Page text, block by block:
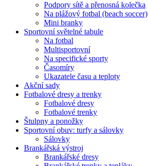
Podpory sítě a přenosná kolečka
Na plážový fotbal (beach soccer)
Mini branky
Sportovní světelné tabule
Na fotbal
Multisportovní
Na specifické sporty
Časomíry
Ukazatele času a teploty
Akční sady
Fotbalové dresy a trenky
Fotbalové dresy
Fotbalové trenky
Štulpny a ponožky
Sportovní obuv: turfy a sálovky
Sálovky
Brankářská výstroj
Brankářské dresy